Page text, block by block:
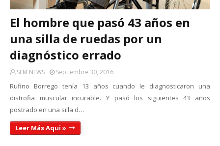
El hombre que pasó 43 años en
una silla de ruedas por un
diagnóstico errado
SFM NEWS Septiembre 30, 2016
Rufino Borrego tenía 13 años cuando le diagnosticaron una
distrofia muscular incurable. Y pasó los siguientes 43 años
postrado en una silla d…
Leer Más Aqui »